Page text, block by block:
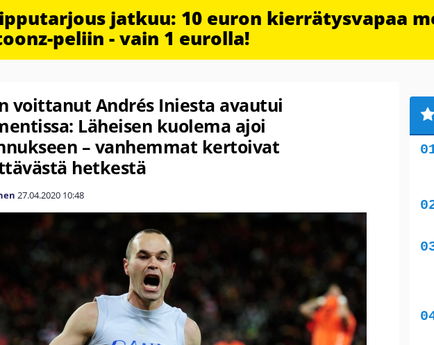
jatkuu: 10 euron kierrätysvapaa
peliin - vain 1 eurolla!
voittanut Andrés Iniesta avautui
Läheisen kuolema ajoi
– vanhemmat kertoivat
hetkestä
27.04.2020 10:48